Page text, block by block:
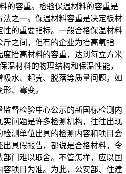
的容重。检验保温材料的容重是
之一。保温材料容重是决定板材
性的重要指标。一般合格保温材料
斤之间，但有的企业为抬高氧指
抬高材料的容重，达到每立方米
温材料的物理结构和保温性能，
水、起壳、脱落等质量问题。如
、霉变。
监督检验中心公示的新国标检测内
实问题是许多检测机构，往往出现
检测单位出具的检测内容和项目会
出具假报告，都说是合格材料，令
门难以取舍。不管怎样，应以国
容项目为准。为此，公安部、住建